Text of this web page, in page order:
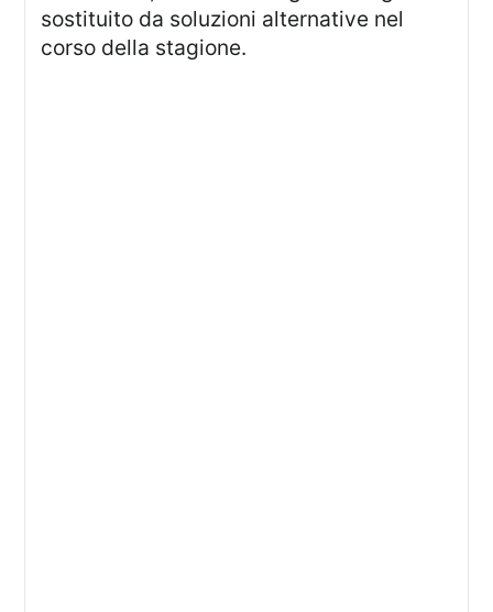
sostituito da soluzioni alternative nel
corso della stagione.